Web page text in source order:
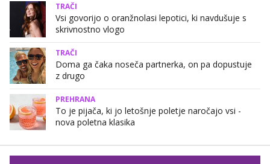
TRAČI
Vsi govorijo o oranžnolasi lepotici, ki navdušuje s
skrivnostno vlogo
TRAČI
Doma ga čaka noseča partnerka, on pa dopustuje
z drugo
PREHRANA
To je pijača, ki jo letošnje poletje naročajo vsi -
nova poletna klasika